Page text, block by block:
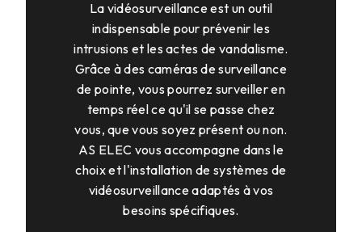
La vidéosurveillance est un outil
indispensable pour prévenir les
intrusions et les actes de vandalisme.
Grâce à des caméras de surveillance
de pointe, vous pourrez surveiller en
temps réel ce qu'il se passe chez
vous, que vous soyez présent ou non.
AS ELEC vous accompagne dans le
choix et l'installation de systèmes de
vidéosurveillance adaptés à vos
besoins spécifiques.